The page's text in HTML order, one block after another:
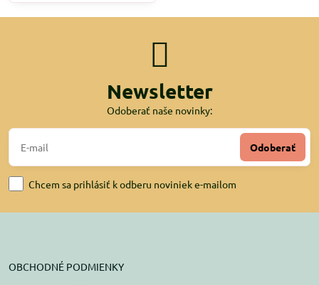
Newsletter
Odoberať naše novinky:
Odoberať
Chcem sa prihlásiť k odberu noviniek e-mailom
OBCHODNÉ PODMIENKY